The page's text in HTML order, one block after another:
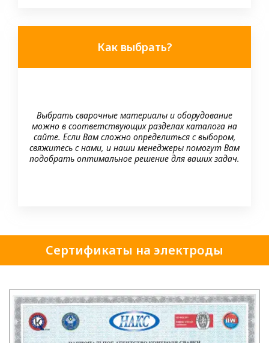
Как выбрать?
Выбрать сварочные материалы и оборудование
можно в соответствующих разделах каталога на
сайте. Если Вам сложно определиться с выбором,
свяжитесь с нами, и наши менеджеры помогут Вам
подобрать оптимальное решение для ваших задач.
Сертификаты на электроды